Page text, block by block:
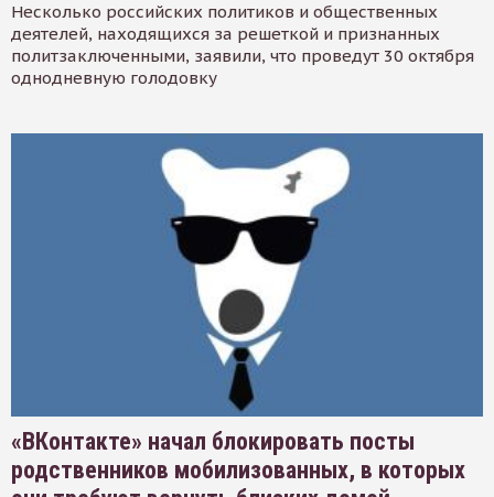
Несколько российских политиков и общественных
деятелей, находящихся за решеткой и признанных
политзаключенными, заявили, что проведут 30 октября
однодневную голодовку
«ВКонтакте» начал блокировать посты
родственников мобилизованных, в которых